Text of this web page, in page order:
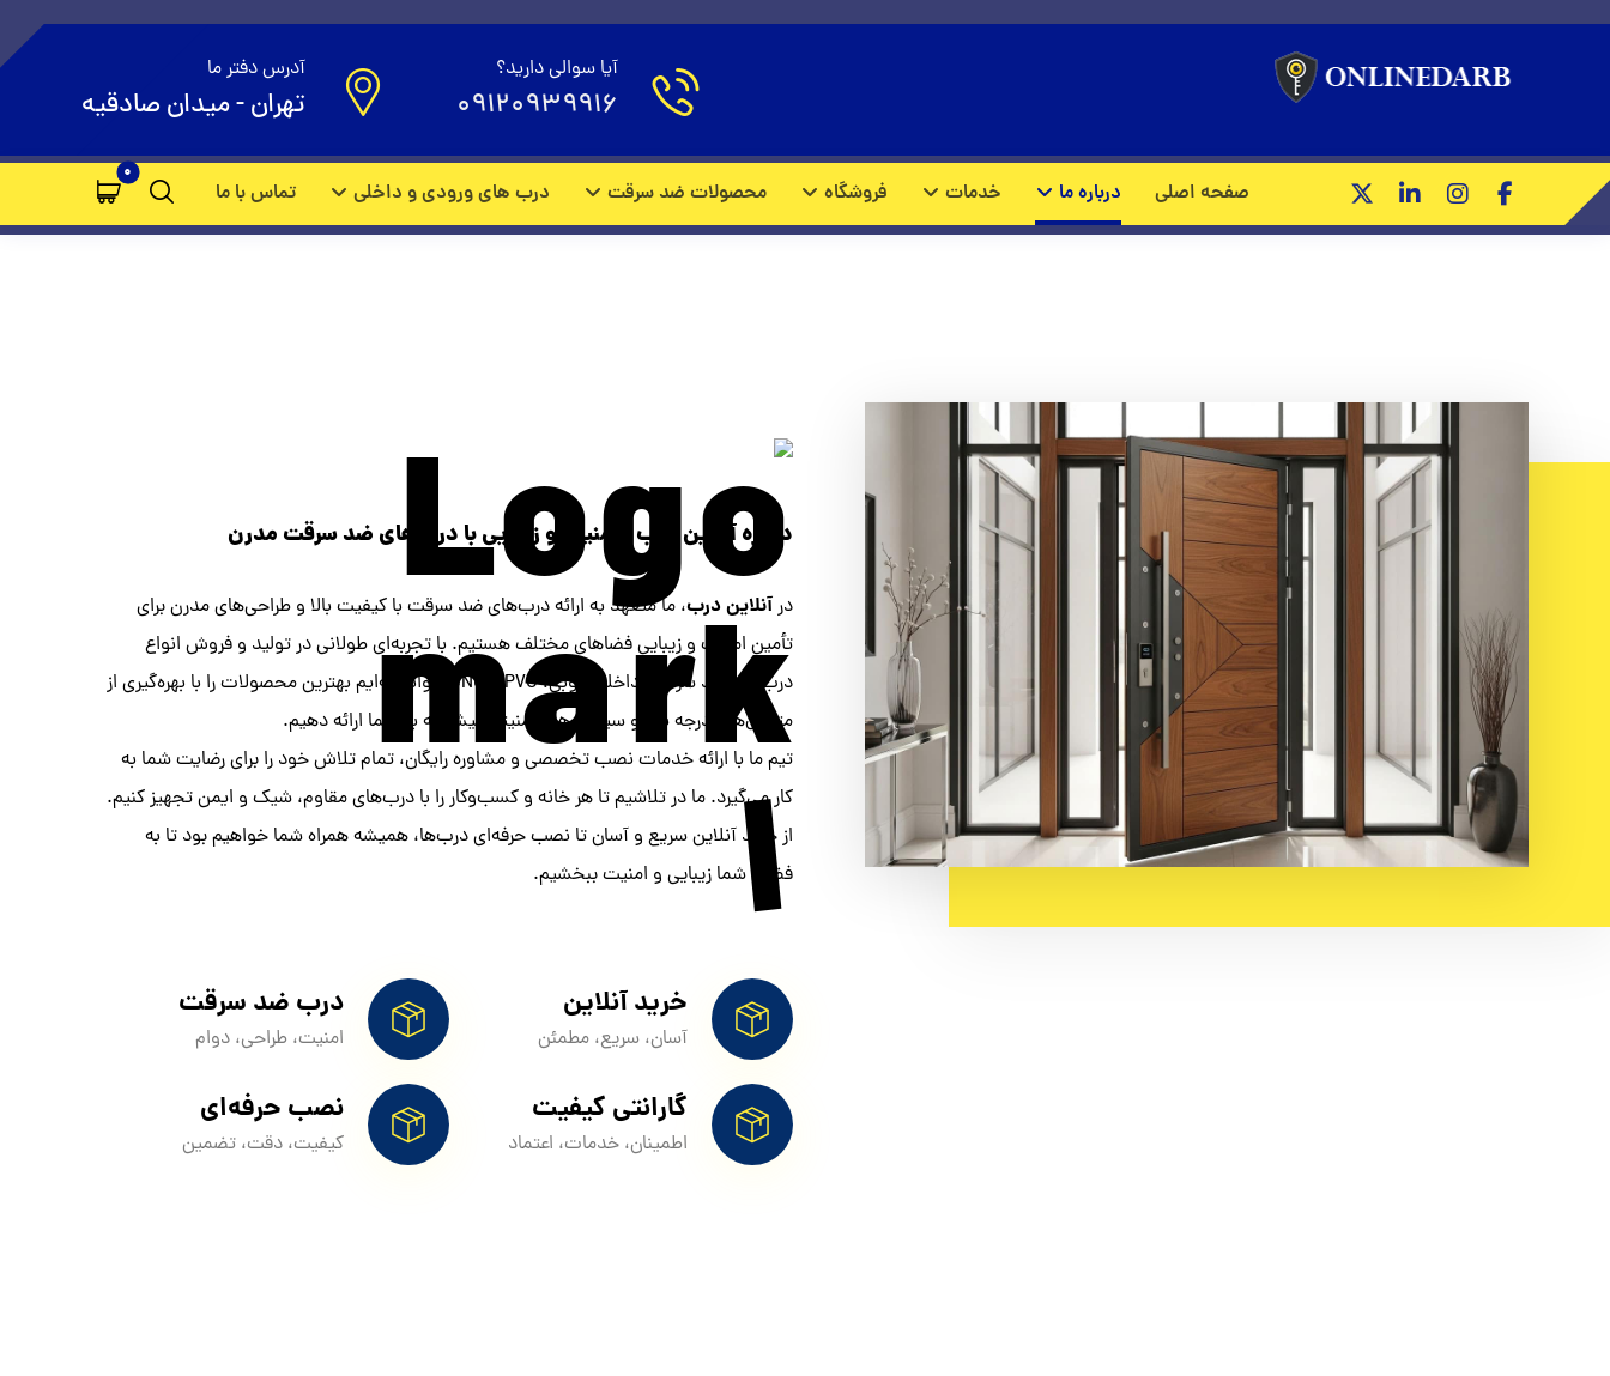
آدرس دفتر ما
تهران - میدان صادقیه
آیا سوالی دارید؟
09120939916
صفحه اصلی درباره ما خدمات فروشگاه محصولات ضد سرقت درب های ورودی و داخلی تماس با ما
درباره آنلاین درب - امنیت و زیبایی با درب‌های ضد سرقت مدرن
درآنلاین درب، ما متعهد به ارائه درب‌های ضد سرقت با کیفیت بالا و طراحی‌های مدرن برای
تأمین امنیت و زیبایی فضاهای مختلف هستیم. با تجربه‌ای طولانی در تولید و فروش انواع
درب‌های ضد سرقت، داخلی چوبی، PVC و CNC، توانسته‌ایم بهترین محصولات را با بهره‌گیری از
متریال‌های درجه یک و سیستم‌های امنیتی پیشرفته به شما ارائه دهیم.
تیم ما با ارائه خدمات نصب تخصصی و مشاوره رایگان، تمام تلاش خود را برای رضایت شما به
کار می‌گیرد. ما در تلاشیم تا هر خانه و کسب‌وکار را با درب‌های مقاوم، شیک و ایمن تجهیز کنیم.
از خرید آنلاین سریع و آسان تا نصب حرفه‌ای درب‌ها، همیشه همراه شما خواهیم بود تا به
فضای شما زیبایی و امنیت ببخشیم.
درب ضد سرقت
امنیت، طراحی، دوام
خرید آنلاین
آسان، سریع، مطمئن
نصب حرفه‌ای
کیفیت، دقت، تضمین
گارانتی کیفیت
اطمینان، خدمات، اعتماد